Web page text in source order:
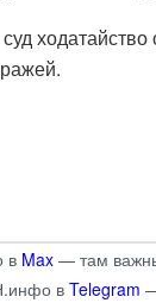
в Max — там
вTelegram